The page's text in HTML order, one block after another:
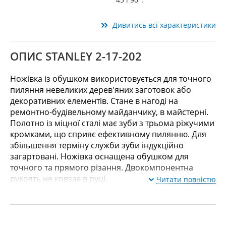
Дивитись всі характеристики
ОПИС STANLEY 2-17-202
Ножівка із обушком використовується для точного
пиляння невеликих дерев'яних заготовок або
декоративних елементів. Стане в нагоді на
ремонтно-будівельному майданчику, в майстерні.
Полотно із міцної сталі має зуби з трьома ріжучими
кромками, що сприяє ефективному пилянню. Для
збільшення терміну служби зуби індукційно
загартовані. Ножівка оснащена обушком для
точного та прямого різання. Двокомпонентна
рукоять не ковзає в руці.
Читати повністю